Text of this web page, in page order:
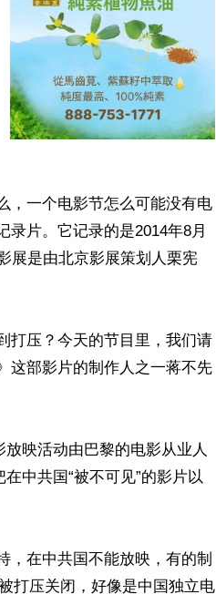
，一个电影节怎么可能没有电
片。它记录的是2014年8月
展是由北京影展策划人栗宪
打压？今天的节目里，我们请
这部影片的制作人之一蒋不先
映活动由巴黎的电影从业人
中共国“被不可见”的影片以
，在中共国不能放映，有的制
打压关闭，好像是中国独立电